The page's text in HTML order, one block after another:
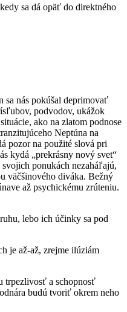
sa dá opäť do direktného
sa nás pokúšal deprimovať
podvodov, ukážok
ako na zlatom podnose
Neptúna na
pozor na použité slová pri
kydá „prekrásny nový svet“
ponukách nezaháľajú,
väčšinového diváka. Bežný
až psychickému zrúteniu.
lebo ich účinky sa pod
je až-až, zrejme ilúziám
trpezlivosť a schopnosť
budú tvoriť okrem neho